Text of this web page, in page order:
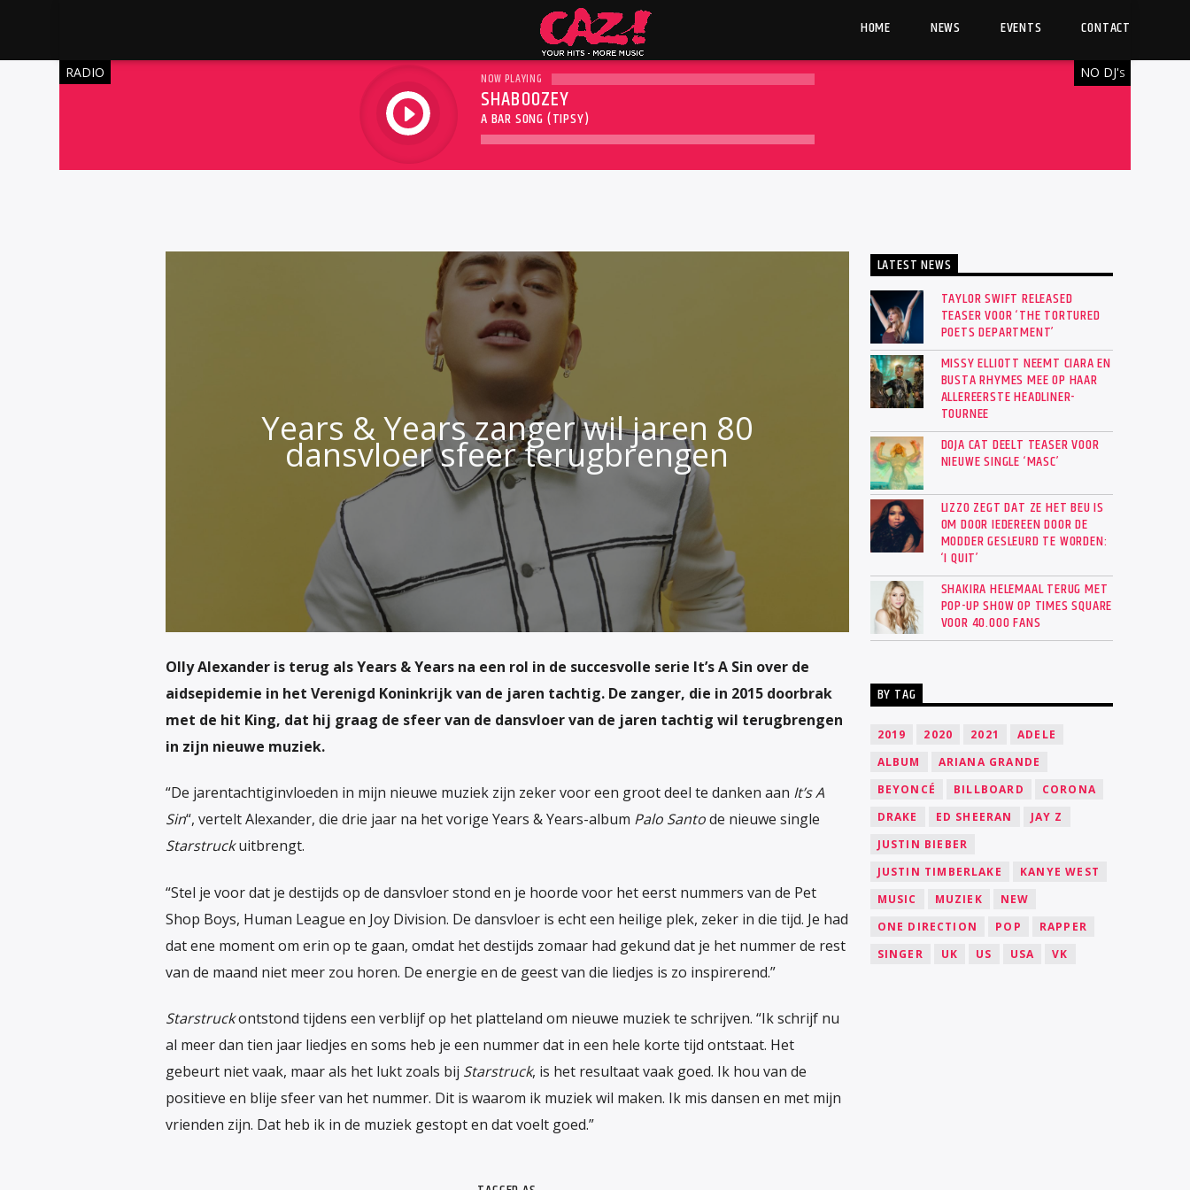
HOME NEWS EVENTS CONTACT
RADIO
play
NO DJ'S
NOW PLAYING
SHABOOZEY
A BAR SONG (TIPSY)
Years & Years zanger wil jaren 80
dansvloer sfeer terugbrengen
Olly Alexander is terug als Years & Years na een rol in de succesvolle serie It’s A Sin over de
aidsepidemie in het Verenigd Koninkrijk van de jaren tachtig. De zanger, die in 2015 doorbrak
met de hit King, dat hij graag de sfeer van de dansvloer van de jaren tachtig wil terugbrengen
in zijn nieuwe muziek.
“De jarentachtiginvloeden in mijn nieuwe muziek zijn zeker voor een groot deel te danken aan It’s A
Sin“, vertelt Alexander, die drie jaar na het vorige Years & Years-album Palo Santode nieuwe single
Starstruckuitbrengt.
“Stel je voor dat je destijds op de dansvloer stond en je hoorde voor het eerst nummers van de Pet
Shop Boys, Human League en Joy Division. De dansvloer is echt een heilige plek, zeker in die tijd. Je had
dat ene moment om erin op te gaan, omdat het destijds zomaar had gekund dat je het nummer de rest
van de maand niet meer zou horen. De energie en de geest van die liedjes is zo inspirerend.”
Starstruckontstond tijdens een verblijf op het platteland om nieuwe muziek te schrijven. “Ik schrijf nu
al meer dan tien jaar liedjes en soms heb je een nummer dat in een hele korte tijd ontstaat. Het
gebeurt niet vaak, maar als het lukt zoals bij Starstruck, is het resultaat vaak goed. Ik hou van de
positieve en blije sfeer van het nummer. Dit is waarom ik muziek wil maken. Ik mis dansen en met mijn
vrienden zijn. Dat heb ik in de muziek gestopt en dat voelt goed.”
LATEST NEWS
TAYLOR SWIFT RELEASED
TEASER VOOR ‘THE TORTURED
POETS DEPARTMENT’
MISSY ELLIOTT NEEMT CIARA EN
BUSTA RHYMES MEE OP HAAR
ALLEREERSTE HEADLINER-
TOURNEE
DOJA CAT DEELT TEASER VOOR
NIEUWE SINGLE ‘MASC’
LIZZO ZEGT DAT ZE HET BEU IS
OM DOOR IEDEREEN DOOR DE
MODDER GESLEURD TE WORDEN:
‘I QUIT’
SHAKIRA HELEMAAL TERUG MET
POP-UP SHOW OP TIMES SQUARE
VOOR 40.000 FANS
BY TAG
2019 2020 2021
ADELE
ALBUM
ARIANA GRANDE
BEYONCÉ
BILLBOARD
CORONA
DRAKE
ED SHEERAN
JAY Z
JUSTIN BIEBER
JUSTIN TIMBERLAKE
KANYE WEST
MUSIC
MUZIEK
NEW
ONE DIRECTION
POP
RAPPER
SINGER
UK US USA VK